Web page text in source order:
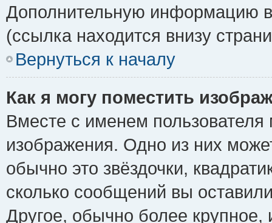
Дополнительную информацию
(ссылка находится внизу
Вернуться к началу
Как я могу поместить
Вместе с именем пользователя
изображения. Одно из них
обычно это звёздочки,
сколько сообщений вы
Другое, обычно более крупное,